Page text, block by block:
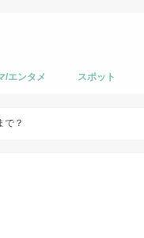
/エンタメ スポット
で？